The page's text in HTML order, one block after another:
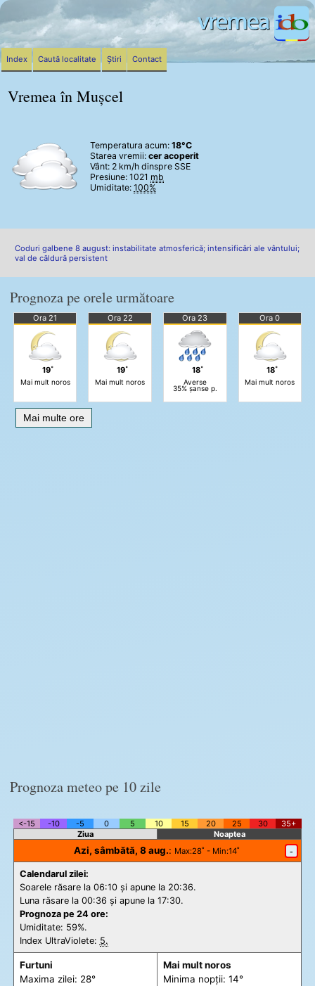
Vremea în Mușcel
Temperatura acum: 18°C
Starea vremii: cer acoperit
Vânt: 2 km/h dinspre SSE
Presiune: 1021 mb
Umiditate: 100%
Coduri galbene 8 august: instabilitate atmosferică; intensificări ale vântului;
val de căldură persistent
Prognoza pe orele următoare
Ora 21
19˚
Mai mult noros
Ora 22
19˚
Mai mult noros
Ora 23
18˚
Averse
35% șanse p.
Ora 0
18˚
Mai mult noros
Mai multe ore
Prognoza meteo pe 10 zile
<-15 -10 -5 0 5 10 15 20 25 30
35+
Ziua
Noaptea
Azi, sâmbătă, 8 aug.: Max:28˚ - Min:14˚ -
Calendarul zilei:
Soarele răsare la 06:10 și apune la 20:36.
Luna răsare la 00:36 și apune la 17:30.
Prognoza pe 24 ore:
Umiditate: 59%.
Index UltraViolete: 5.
Furtuni
Maxima zilei: 28°
Mai mult noros
Minima nopții: 14°
Index Caută localitate Știri Contact